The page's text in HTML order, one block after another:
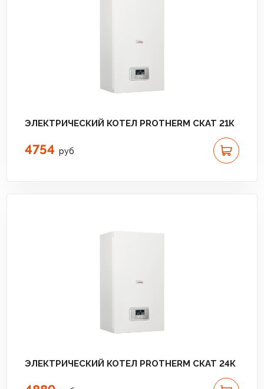
ЭЛЕКТРИЧЕСКИЙ КОТЕЛ PROTHERM СКАТ 21К
4754 руб
ЭЛЕКТРИЧЕСКИЙ КОТЕЛ PROTHERM СКАТ 24К